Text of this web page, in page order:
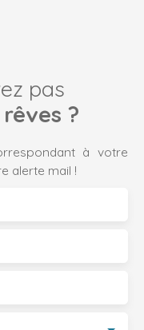
pas
?
à votre
alerte mail !